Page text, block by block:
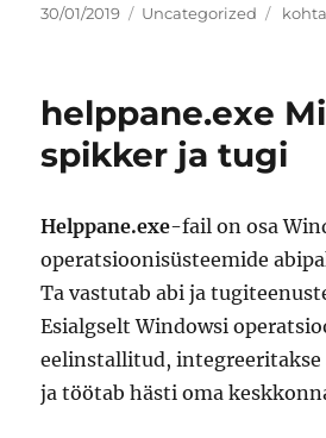
Postitatud
30/01/2019 Rubriigid
Uncategorized
helppane.exe
spikker ja tugi
Helppane.exe-fail on osa
operatsioonisüsteemide
Ta vastutab abi ja
Esialgselt Windowsi
eelinstallitud, integreeritakse
ja töötab hästi oma